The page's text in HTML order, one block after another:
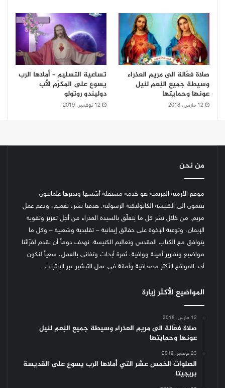
صلاة فعّالة الى مريم العذراء
وسيطة جميع النِعم لنيل
عونها وحمايتها
12 مارس، 2018
تساعية التسليم – أملاها الرب
يسوع على المكرّم الأب
دوليندو روتولو
12 نوفمبر، 2019
من نحن
موقع الأزمنة المريمية هو خدمة مستقلة أسّسها ويديرها علمانيون
ينتمون الى الكنيسة الكاثوليكية الرسولية. هدفنا نشر، تعميم، ودعم عمل
مريم. من خلال نشر كل ما يتعلّق بالسيدة العذراء من أجل تعزيز وتقوية
الإيمان، وتوعية الإخوة على حقائق إيمانية – تقليدية وشعبية – وكل ما
يتوافق مع الكتاب المقدس وتعاليم الكنيسة. نهدف دوماً أن نقدم لقرّائنا
مواضيع وتقارير أمينة ووافية، ثمرة أبحاث وتفاني بالعمل، سعياً لنكون
أحد المواقع الأكثر مصداقية وأمانة في عمل التبشير عبر الإنترنت.
المواضيع الأكثر زيارة
12 مارس، 2018
صلاة فعّالة الى مريم العذراء وسيطة جميع النِعم لنيل
عونها وحمايتها
23 نوفمبر، 2019
الصلوات الخمس عشر التي أملاها الرب يسوع على القديسة
بريجيتا